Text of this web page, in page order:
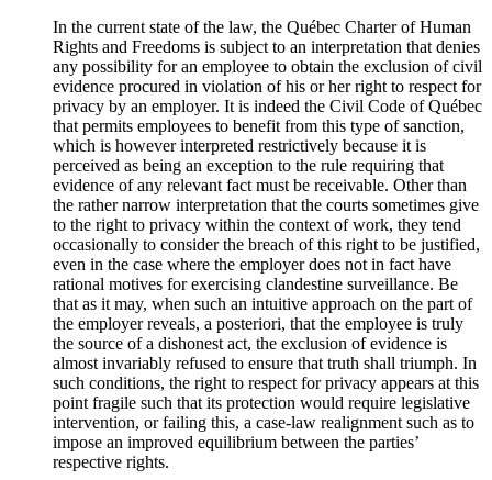
In the current state of the law, the Québec Charter of Human
Rights and Freedoms is subject to an interpretation that denies
any possibility for an employee to obtain the exclusion of civil
evidence procured in violation of his or her right to respect for
privacy by an employer. It is indeed the Civil Code of Québec
that permits employees to benefit from this type of sanction,
which is however interpreted restrictively because it is
perceived as being an exception to the rule requiring that
evidence of any relevant fact must be receivable. Other than
the rather narrow interpretation that the courts sometimes give
to the right to privacy within the context of work, they tend
occasionally to consider the breach of this right to be justified,
even in the case where the employer does not in fact have
rational motives for exercising clandestine surveillance. Be
that as it may, when such an intuitive approach on the part of
the employer reveals, a posteriori, that the employee is truly
the source of a dishonest act, the exclusion of evidence is
almost invariably refused to ensure that truth shall triumph. In
such conditions, the right to respect for privacy appears at this
point fragile such that its protection would require legislative
intervention, or failing this, a case-law realignment such as to
impose an improved equilibrium between the parties’
respective rights.